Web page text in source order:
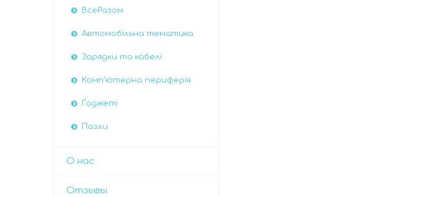
ВсеРазом
Автомобiльна тематика
Зарядки та кабелі
Комп'ютерна периферія
Ґаджеті
Пазли
О нас
Отзывы